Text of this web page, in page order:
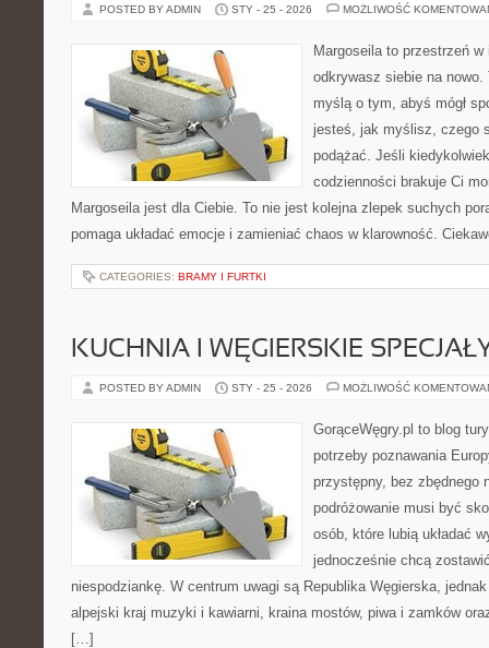
POSTED BY ADMIN STY - 25 - 2026 MOŻLIWOŚĆ
Margoseila to przestrzeń
odkrywasz siebie na nowo.
myślą o tym, abyś mógł
jesteś, jak myślisz, czego
podążać. Jeśli
codzienności brakuje Ci
Margoseila jest dla Ciebie. To nie jest kolejna zlepek suchych
pomaga układać emocje i zamieniać chaos w klarowność.
CATEGORIES: BRAMY I FURTKI
KUCHNIA I WĘGIERSKIE
POSTED BY ADMIN STY - 25 - 2026 MOŻLIWOŚĆ
GorąceWęgry.pl to blog
potrzeby poznawania
przystępny, bez zbędnego
podróżowanie musi być
osób, które lubią układać
jednocześnie chcą
niespodziankę. W centrum uwagi są Republika Węgierska,
alpejski kraj muzyki i kawiarni, kraina mostów, piwa i zamków
[…]